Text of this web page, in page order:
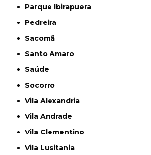
Parque Ibirapuera
Pedreira
Sacomã
Santo Amaro
Saúde
Socorro
Vila Alexandria
Vila Andrade
Vila Clementino
Vila Lusitania